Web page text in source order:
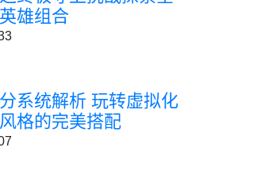
雄组合
系统解析 玩转虚拟化
格的完美搭配